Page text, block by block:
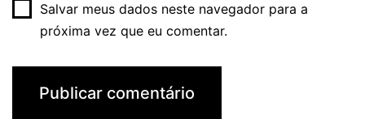
Salvar meus dados neste navegador para a
próxima vez que eu comentar.